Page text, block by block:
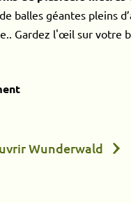
balles géantes pleins
Gardez l'œil sur votre
Wunderwald